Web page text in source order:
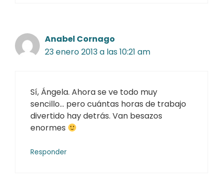
Anabel Cornago
23 enero 2013 a las 10:21 am
Sí, Ángela. Ahora se ve todo muy
sencillo… pero cuántas horas de trabajo
divertido hay detrás. Van besazos
enormes
Responder